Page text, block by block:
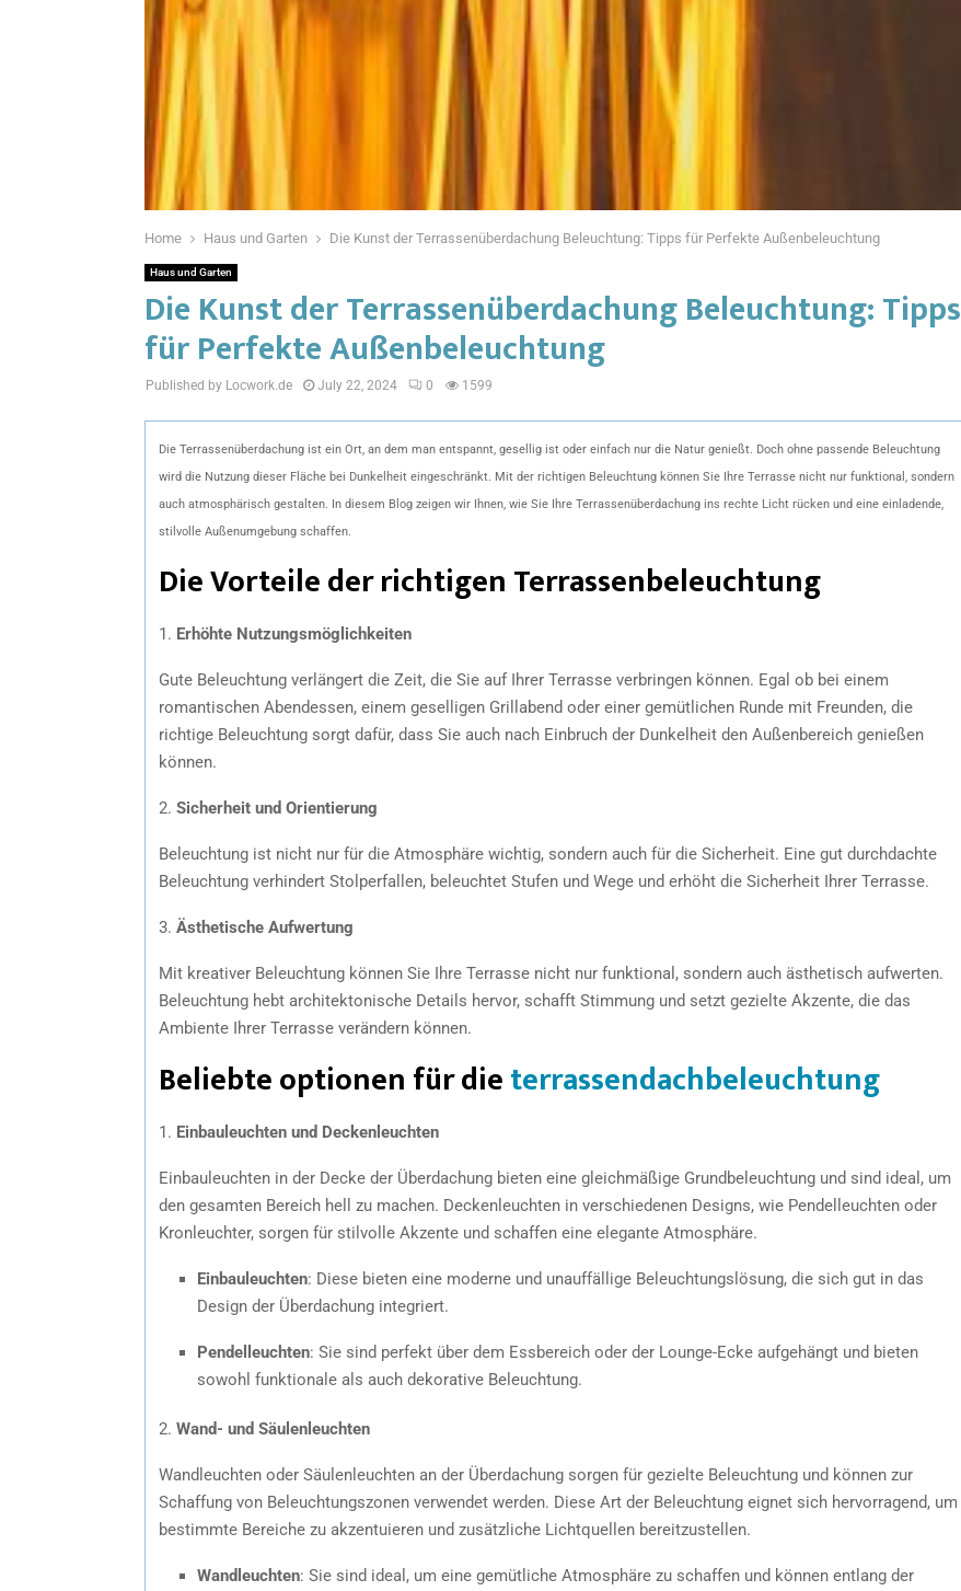
Home Haus und Garten Die Kunst der Terrassenüberdachung Beleuchtung: Tipps für Perfekte Außenbeleuchtung
Haus und Garten
Die Kunst der Terrassenüberdachung Beleuchtung: Tipps
für Perfekte Außenbeleuchtung
Published by Locwork.de July 22, 2024 0 1599
Die Terrassenüberdachung ist ein Ort, an dem man entspannt, gesellig ist oder einfach nur die Natur genießt. Doch ohne passende Beleuchtung
wird die Nutzung dieser Fläche bei Dunkelheit eingeschränkt. Mit der richtigen Beleuchtung können Sie Ihre Terrasse nicht nur funktional, sondern
auch atmosphärisch gestalten. In diesem Blog zeigen wir Ihnen, wie Sie Ihre Terrassenüberdachung ins rechte Licht rücken und eine einladende,
stilvolle Außenumgebung schaffen.
Die Vorteile der richtigen Terrassenbeleuchtung
1. Erhöhte Nutzungsmöglichkeiten
Gute Beleuchtung verlängert die Zeit, die Sie auf Ihrer Terrasse verbringen können. Egal ob bei einem
romantischen Abendessen, einem geselligen Grillabend oder einer gemütlichen Runde mit Freunden, die
richtige Beleuchtung sorgt dafür, dass Sie auch nach Einbruch der Dunkelheit den Außenbereich genießen
können.
2. Sicherheit und Orientierung
Beleuchtung ist nicht nur für die Atmosphäre wichtig, sondern auch für die Sicherheit. Eine gut durchdachte
Beleuchtung verhindert Stolperfallen, beleuchtet Stufen und Wege und erhöht die Sicherheit Ihrer Terrasse.
3. Ästhetische Aufwertung
Mit kreativer Beleuchtung können Sie Ihre Terrasse nicht nur funktional, sondern auch ästhetisch aufwerten.
Beleuchtung hebt architektonische Details hervor, schafft Stimmung und setzt gezielte Akzente, die das
Ambiente Ihrer Terrasse verändern können.
Beliebte optionen für dieterrassendachbeleuchtung
1. Einbauleuchten und Deckenleuchten
Einbauleuchten in der Decke der Überdachung bieten eine gleichmäßige Grundbeleuchtung und sind ideal, um
den gesamten Bereich hell zu machen. Deckenleuchten in verschiedenen Designs, wie Pendelleuchten oder
Kronleuchter, sorgen für stilvolle Akzente und schaffen eine elegante Atmosphäre.
Einbauleuchten: Diese bieten eine moderne und unauffällige Beleuchtungslösung, die sich gut in das
Design der Überdachung integriert.
Pendelleuchten: Sie sind perfekt über dem Essbereich oder der Lounge-Ecke aufgehängt und bieten
sowohl funktionale als auch dekorative Beleuchtung.
2. Wand- und Säulenleuchten
Wandleuchten oder Säulenleuchten an der Überdachung sorgen für gezielte Beleuchtung und können zur
Schaffung von Beleuchtungszonen verwendet werden. Diese Art der Beleuchtung eignet sich hervorragend, um
bestimmte Bereiche zu akzentuieren und zusätzliche Lichtquellen bereitzustellen.
Wandleuchten: Sie sind ideal, um eine gemütliche Atmosphäre zu schaffen und können entlang der